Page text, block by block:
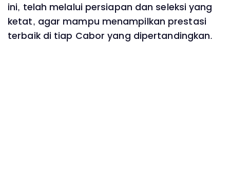
ini, telah melalui persiapan dan seleksi yang
ketat, agar mampu menampilkan prestasi
terbaik di tiap Cabor yang dipertandingkan.